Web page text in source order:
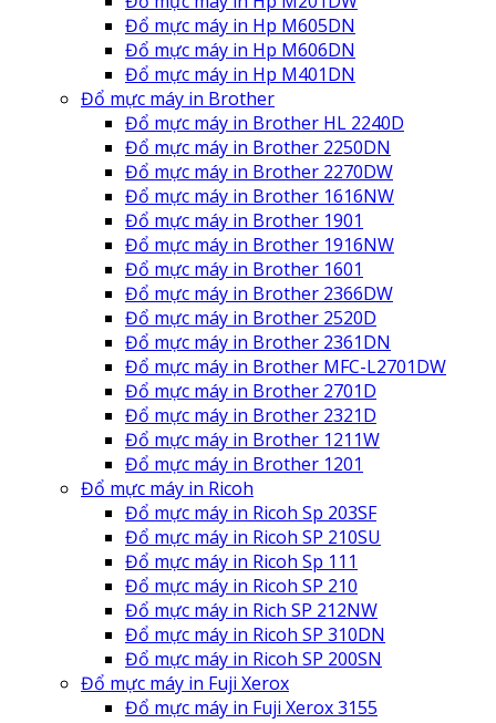
Đổ mực máy in Hp M605DN
Đổ mực máy in Hp M606DN
Đổ mực máy in Hp M401DN
Đổ mực máy in Brother
Đổ mực máy in Brother HL 2240D
Đổ mực máy in Brother 2250DN
Đổ mực máy in Brother 2270DW
Đổ mực máy in Brother 1616NW
Đổ mực máy in Brother 1901
Đổ mực máy in Brother 1916NW
Đổ mực máy in Brother 1601
Đổ mực máy in Brother 2366DW
Đổ mực máy in Brother 2520D
Đổ mực máy in Brother 2361DN
Đổ mực máy in Brother MFC-L2701DW
Đổ mực máy in Brother 2701D
Đổ mực máy in Brother 2321D
Đổ mực máy in Brother 1211W
Đổ mực máy in Brother 1201
Đổ mực máy in Ricoh
Đổ mực máy in Ricoh Sp 203SF
Đổ mực máy in Ricoh SP 210SU
Đổ mực máy in Ricoh Sp 111
Đổ mực máy in Ricoh SP 210
Đổ mực máy in Rich SP 212NW
Đổ mực máy in Ricoh SP 310DN
Đổ mực máy in Ricoh SP 200SN
Đổ mực máy in Fuji Xerox
Đổ mực máy in Fuji Xerox 3155